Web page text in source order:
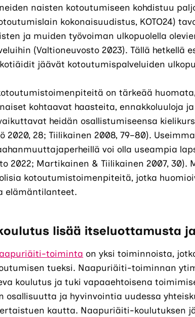
naisten kotoutumiseen kohdistuu
kokonaisuudistus, KOTO24)
ja muiden työvoiman ulkopuolella
(Valtioneuvosto 2023). Tällä hetkellä
jäävät kotoutumispalveluiden
on tärkeää
kohtaavat haasteita, ennakkoluuloja
heidän osallistumiseensa
2020, 28; Tiilikainen 2008, 79–80).
voi olla useampia
2022; Martikainen & Tiilikainen 2007, 30).
kotoutumistoimenpiteitä, jotka
elämäntilanteet.
lisää itseluottamusta
toiminta on yksi toiminnoista,
tueksi. Naapuriäiti-toiminnan
koulutus ja tuki vapaaehtoisena
osallisuutta ja hyvinvointia uudessa
kautta. Naapuriäiti-koulutuksen